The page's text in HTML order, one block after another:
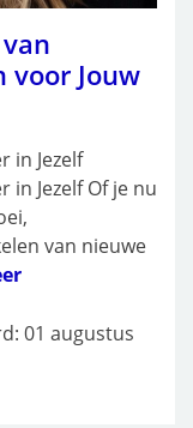
voor Jouw
in Jezelf
in Jezelf Of je nu
van nieuwe
01 augustus